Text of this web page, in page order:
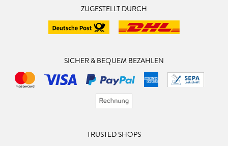
ZUGESTELLT DURCH
SICHER & BEQUEM BEZAHLEN
TRUSTED SHOPS